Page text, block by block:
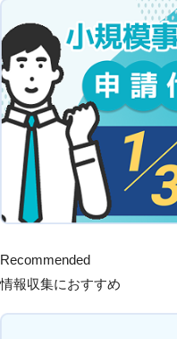
Recommended
情報収集におすすめ